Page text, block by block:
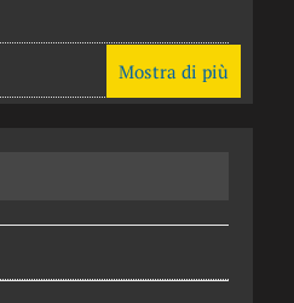
Mostra di più